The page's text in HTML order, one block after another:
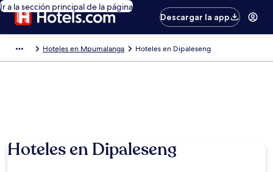
Ir a la sección principal de la página
Descargar la app
Hoteles en Mpumalanga Hoteles en Dipaleseng
Hoteles en Dipaleseng